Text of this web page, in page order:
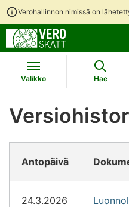
Verohallinnon nimissä on
Valikko Hae
Antopäivä
24.3.2026